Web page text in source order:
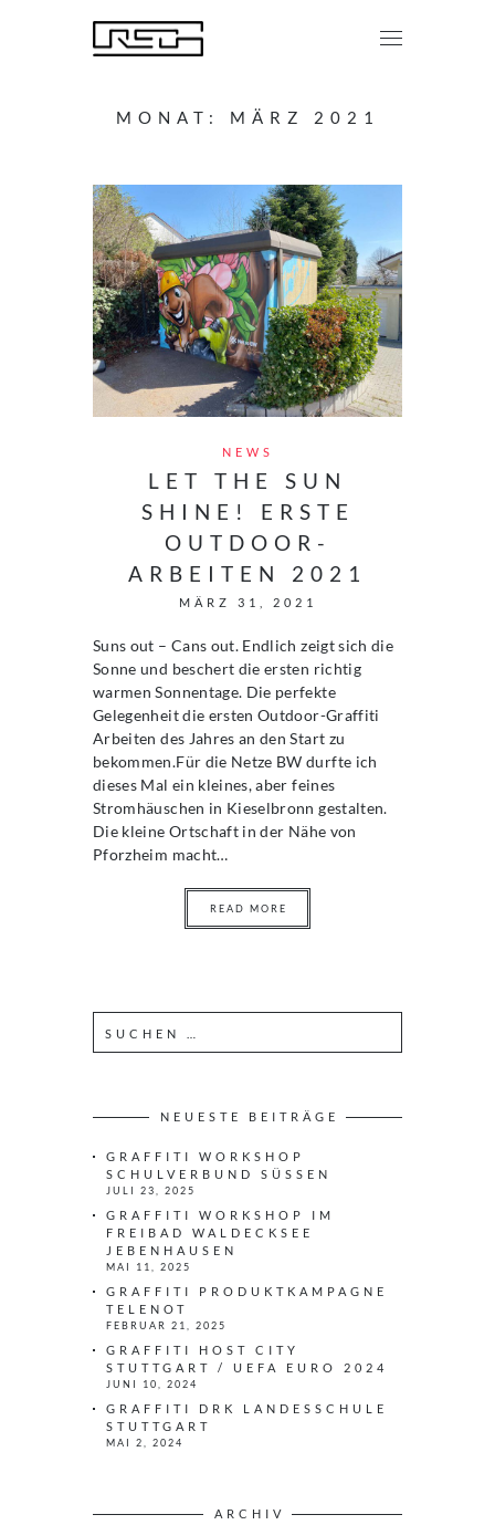
MONAT: MÄRZ 2021
NEWS
LET THE SUN
SHINE! ERSTE
OUTDOOR-
ARBEITEN 2021
MÄRZ 31, 2021
Suns out – Cans out. Endlich zeigt sich die
Sonne und beschert die ersten richtig
warmen Sonnentage. Die perfekte
Gelegenheit die ersten Outdoor-Graffiti
Arbeiten des Jahres an den Start zu
bekommen.Für die Netze BW durfte ich
dieses Mal ein kleines, aber feines
Stromhäuschen in Kieselbronn gestalten.
Die kleine Ortschaft in der Nähe von
Pforzheim macht…
READ MORE
e
n
NEUESTE BEITRÄGE
GRAFFITI WORKSHOP
SCHULVERBUND SÜSSEN
JULI 23, 2025
GRAFFITI WORKSHOP IM
FREIBAD WALDECKSEE
JEBENHAUSEN
MAI 11, 2025
GRAFFITI PRODUKTKAMPAGNE
TELENOT
FEBRUAR 21, 2025
GRAFFITI HOST CITY
STUTTGART / UEFA EURO 2024
JUNI 10, 2024
GRAFFITI DRK LANDESSCHULE
STUTTGART
MAI 2, 2024
ARCHIV